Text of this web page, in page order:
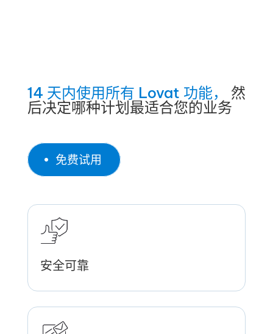
14 天内使用所有 Lovat 功能，
然
后决定哪种计划最适合您的业务
免费试用
安全可靠